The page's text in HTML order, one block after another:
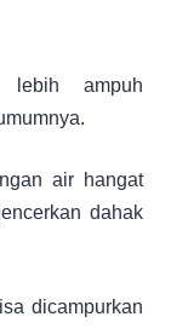
lebih ampuh
air hangat
dahak
dicampurkan